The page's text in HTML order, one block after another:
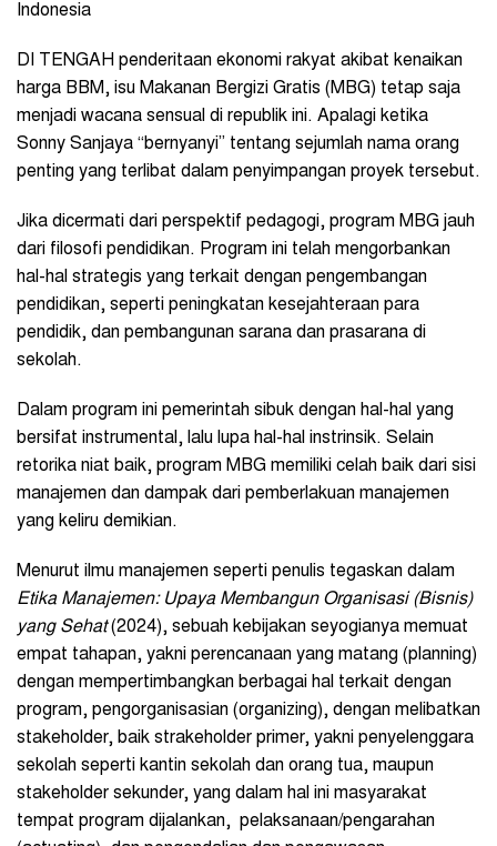
Indonesia
DI TENGAH penderitaan ekonomi rakyat akibat kenaikan
harga BBM, isu Makanan Bergizi Gratis (MBG) tetap saja
menjadi wacana sensual di republik ini. Apalagi ketika
Sonny Sanjaya “bernyanyi” tentang sejumlah nama orang
penting yang terlibat dalam penyimpangan proyek tersebut.
Jika dicermati dari perspektif pedagogi, program MBG jauh
dari filosofi pendidikan. Program ini telah mengorbankan
hal-hal strategis yang terkait dengan pengembangan
pendidikan, seperti peningkatan kesejahteraan para
pendidik, dan pembangunan sarana dan prasarana di
sekolah.
Dalam program ini pemerintah sibuk dengan hal-hal yang
bersifat instrumental, lalu lupa hal-hal instrinsik. Selain
retorika niat baik, program MBG memiliki celah baik dari sisi
manajemen dan dampak dari pemberlakuan manajemen
yang keliru demikian.
Menurut ilmu manajemen seperti penulis tegaskan dalam
Etika Manajemen: Upaya Membangun Organisasi (Bisnis)
yang Sehat(2024), sebuah kebijakan seyogianya memuat
empat tahapan, yakni perencanaan yang matang (planning)
dengan mempertimbangkan berbagai hal terkait dengan
program, pengorganisasian (organizing), dengan melibatkan
stakeholder, baik strakeholder primer, yakni penyelenggara
sekolah seperti kantin sekolah dan orang tua, maupun
stakeholder sekunder, yang dalam hal ini masyarakat
tempat program dijalankan, pelaksanaan/pengarahan